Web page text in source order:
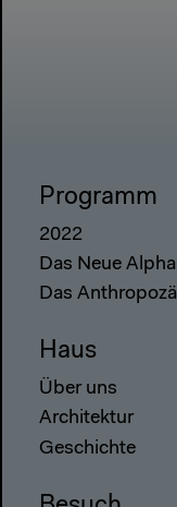
Programm
2022
Das Neue
Das
Haus
Über uns
Architektur
Geschichte